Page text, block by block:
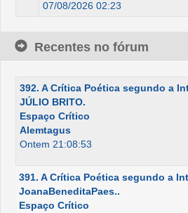
07/08/2026 02:23
Recentes no fórum
392. A Crítica Poética segundo a
JÚLIO BRITO.
Espaço Crítico
Alemtagus
Ontem 21:08:53
391. A Crítica Poética segundo a
JoanaBeneditaPaes..
Espaço Crítico